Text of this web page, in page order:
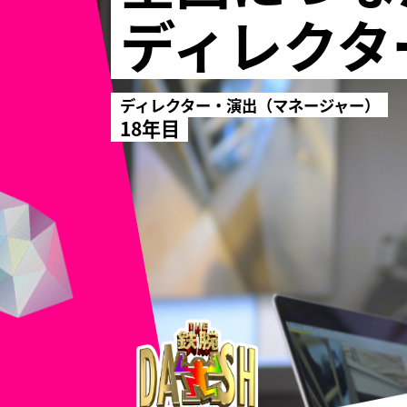
ディレク
ディレクター・演出（マネージャー）
18年目